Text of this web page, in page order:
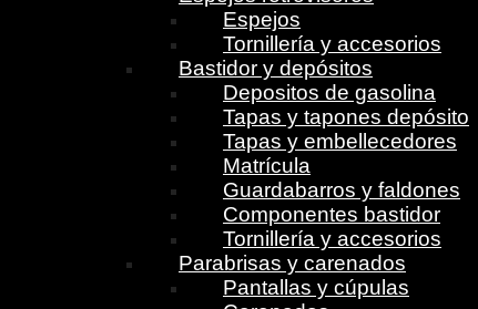
Espejos
Tornillería y accesorios
Bastidor y depósitos
Depositos de gasolina
Tapas y tapones depósito
Tapas y embellecedores
Matrícula
Guardabarros y faldones
Componentes bastidor
Tornillería y accesorios
Parabrisas y carenados
Pantallas y cúpulas